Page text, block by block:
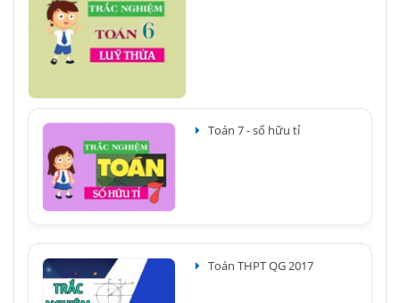
Toán 7 - số hữu tỉ
Toán THPT QG 2017